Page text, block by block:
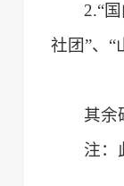
2.“
社团”、“
其余
注：